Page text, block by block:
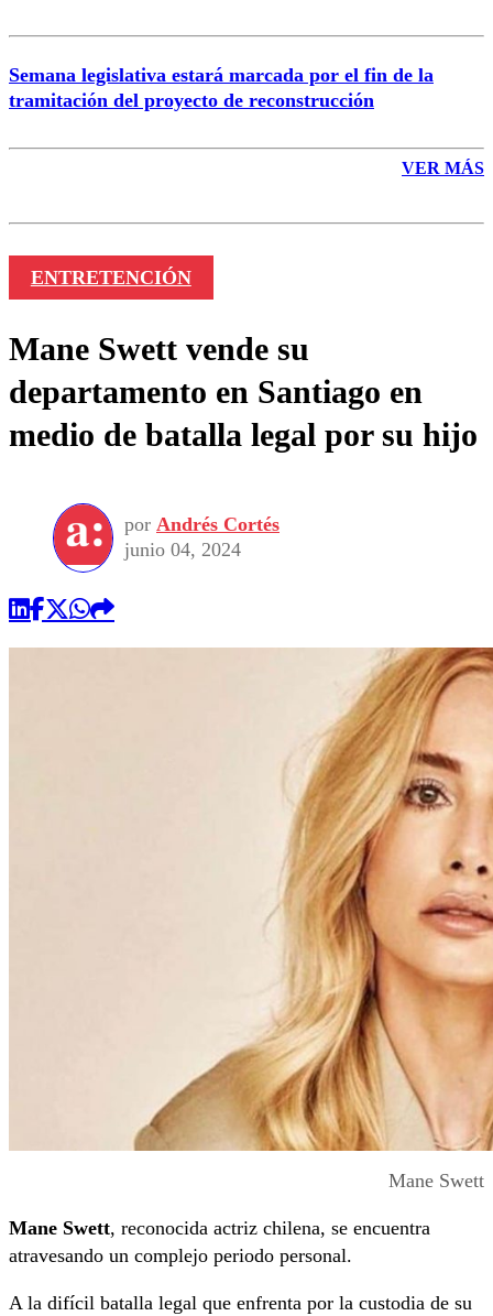
Semana legislativa estará marcada por el fin de la
tramitación del proyecto de reconstrucción
VER MÁS
ENTRETENCIÓN
Mane Swett vende su
departamento en Santiago en
medio de batalla legal por su hijo
por Andrés Cortés
junio 04, 2024
Mane Swett
Mane Swett, reconocida actriz chilena, se encuentra
atravesando un complejo periodo personal.
A la difícil batalla legal que enfrenta por la custodia de su